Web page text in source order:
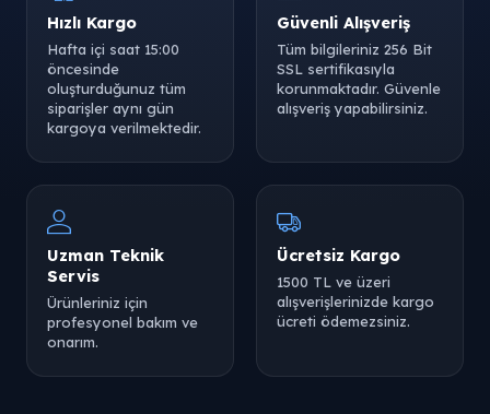
Hızlı Kargo
Hafta içi saat 15:00
öncesinde
oluşturduğunuz tüm
siparişler aynı gün
kargoya verilmektedir.
Güvenli Alışveriş
Tüm bilgileriniz 256 Bit
SSL sertifikasıyla
korunmaktadır. Güvenle
alışveriş yapabilirsiniz.
Uzman Teknik
Servis
Ürünleriniz için
profesyonel bakım ve
onarım.
Ücretsiz Kargo
1500 TL ve üzeri
alışverişlerinizde kargo
ücreti ödemezsiniz.